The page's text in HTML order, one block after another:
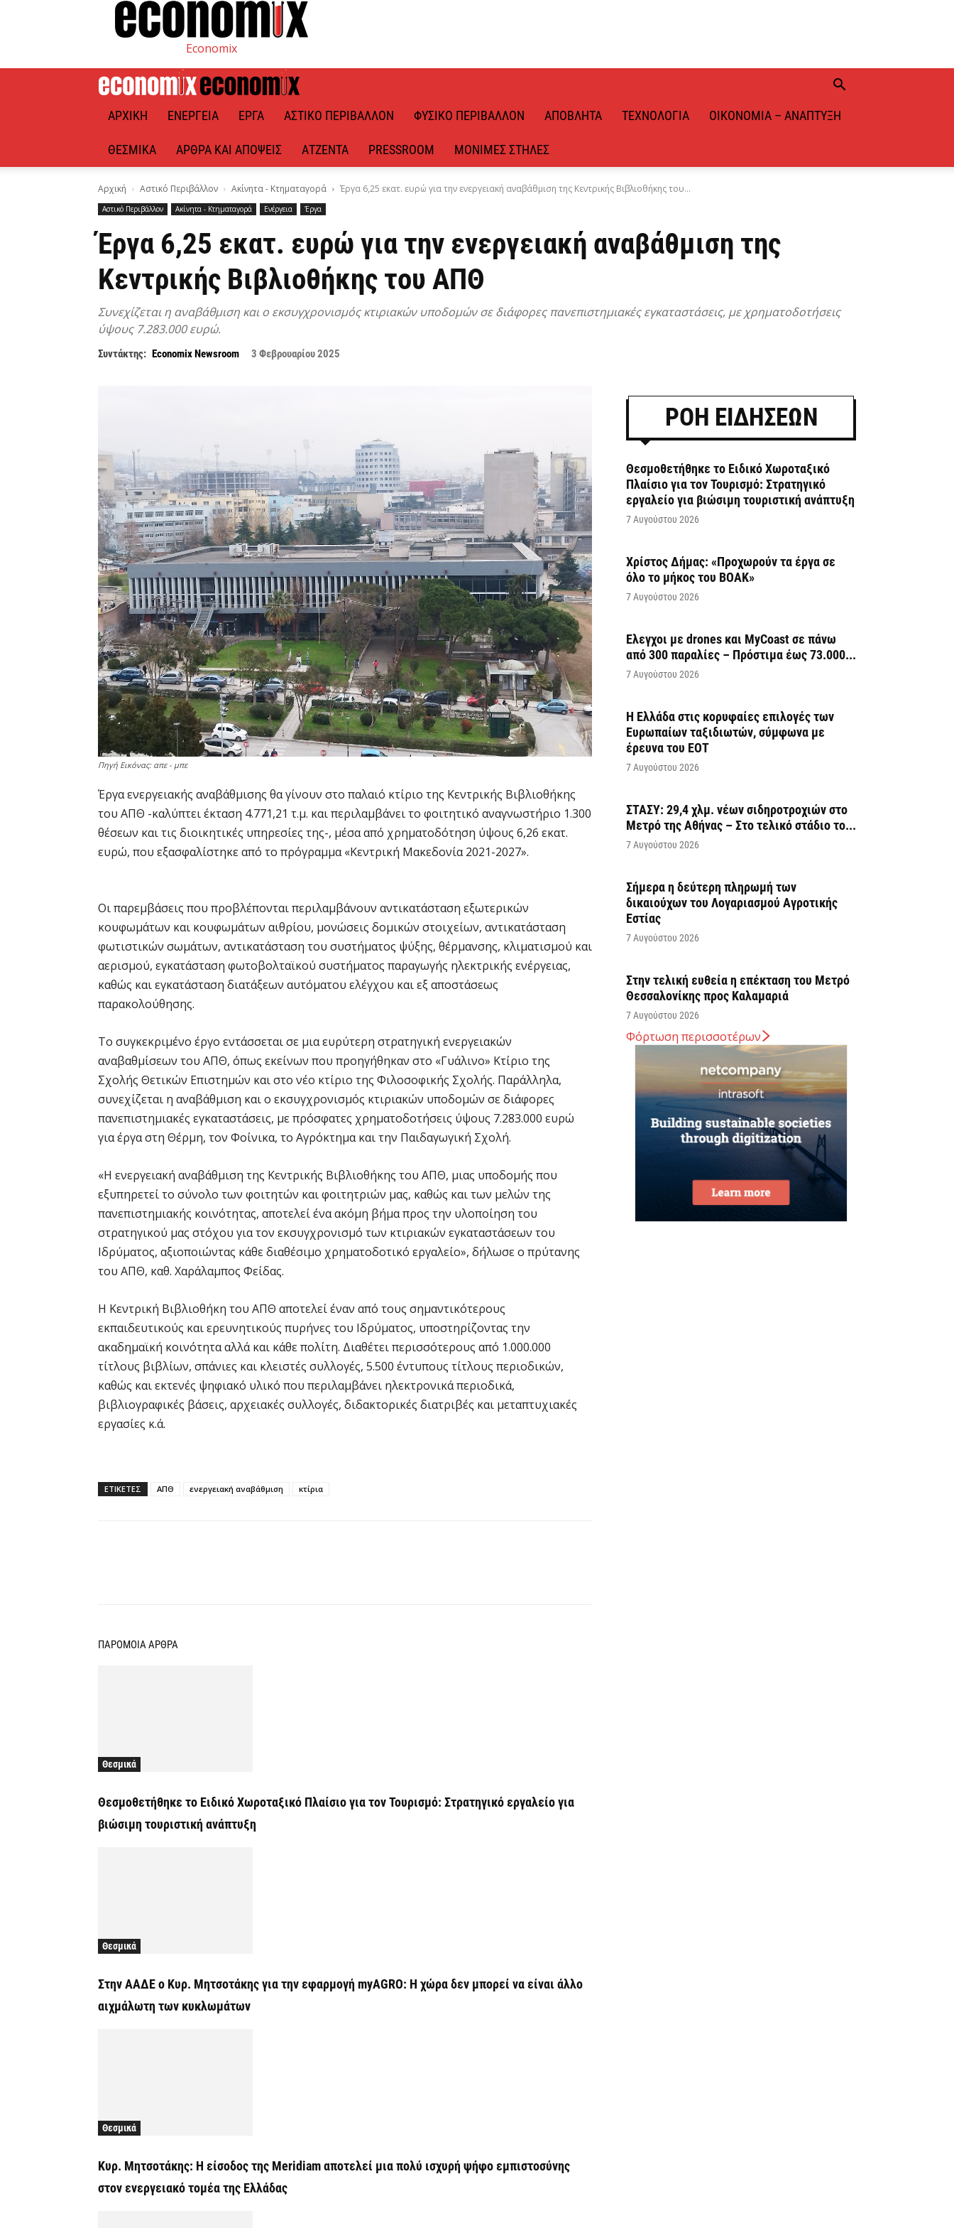
Economix
ΑΡΧΙΚΉ ΕΝΈΡΓΕΙΑ ΈΡΓΑ ΑΣΤΙΚΌ ΠΕΡΙΒΆΛΛΟΝ ΦΥΣΙΚΌ ΠΕΡΙΒΆΛΛΟΝ ΑΠΌΒΛΗΤΑ ΤΕΧΝΟΛΟΓΊΑ ΟΙΚΟΝΟΜΊΑ – ΑΝΆΠΤΥΞΗ
ΘΕΣΜΙΚΆ ΆΡΘΡΑ ΚΑΙ ΑΠΌΨΕΙΣ ΑΤΖΈΝΤΑ PRESSROOM ΜΌΝΙΜΕΣ ΣΤΉΛΕΣ
Αρχική Αστικό Περιβάλλον Ακίνητα - Κτηματαγορά Έργα 6,25 εκατ. ευρώ για την ενεργειακή αναβάθμιση της Κεντρικής Βιβλιοθήκης του...
Αστικό Περιβάλλον Ακίνητα - Κτηματαγορά Ενέργεια Έργα
Έργα 6,25 εκατ. ευρώ για την ενεργειακή αναβάθμιση της
Κεντρικής Βιβλιοθήκης του ΑΠΘ
Συνεχίζεται η αναβάθμιση και ο εκσυγχρονισμός κτιριακών υποδομών σε διάφορες πανεπιστημιακές εγκαταστάσεις, με χρηματοδοτήσεις
ύψους 7.283.000 ευρώ.
Συντάκτης: Economix Newsroom 3 Φεβρουαρίου 2025
Πηγή Εικόνας: απε - μπε
Έργα ενεργειακής αναβάθμισης θα γίνουν στο παλαιό κτίριο της Κεντρικής Βιβλιοθήκης
του ΑΠΘ -καλύπτει έκταση 4.771,21 τ.μ. και περιλαμβάνει το φοιτητικό αναγνωστήριο 1.300
θέσεων και τις διοικητικές υπηρεσίες της-, μέσα από χρηματοδότηση ύψους 6,26 εκατ.
ευρώ, που εξασφαλίστηκε από το πρόγραμμα «Κεντρική Μακεδονία 2021-2027».
Οι παρεμβάσεις που προβλέπονται περιλαμβάνουν αντικατάσταση εξωτερικών
κουφωμάτων και κουφωμάτων αιθρίου, μονώσεις δομικών στοιχείων, αντικατάσταση
φωτιστικών σωμάτων, αντικατάσταση του συστήματος ψύξης, θέρμανσης, κλιματισμού και
αερισμού, εγκατάσταση φωτοβολταϊκού συστήματος παραγωγής ηλεκτρικής ενέργειας,
καθώς και εγκατάσταση διατάξεων αυτόματου ελέγχου και εξ αποστάσεως
παρακολούθησης.
Το συγκεκριμένο έργο εντάσσεται σε μια ευρύτερη στρατηγική ενεργειακών
αναβαθμίσεων του ΑΠΘ, όπως εκείνων που προηγήθηκαν στο «Γυάλινο» Κτίριο της
Σχολής Θετικών Επιστημών και στο νέο κτίριο της Φιλοσοφικής Σχολής. Παράλληλα,
συνεχίζεται η αναβάθμιση και ο εκσυγχρονισμός κτιριακών υποδομών σε διάφορες
πανεπιστημιακές εγκαταστάσεις, με πρόσφατες χρηματοδοτήσεις ύψους 7.283.000 ευρώ
για έργα στη Θέρμη, τον Φοίνικα, το Αγρόκτημα και την Παιδαγωγική Σχολή.
«Η ενεργειακή αναβάθμιση της Κεντρικής Βιβλιοθήκης του ΑΠΘ, μιας υποδομής που
εξυπηρετεί το σύνολο των φοιτητών και φοιτητριών μας, καθώς και των μελών της
πανεπιστημιακής κοινότητας, αποτελεί ένα ακόμη βήμα προς την υλοποίηση του
στρατηγικού μας στόχου για τον εκσυγχρονισμό των κτιριακών εγκαταστάσεων του
Ιδρύματος, αξιοποιώντας κάθε διαθέσιμο χρηματοδοτικό εργαλείο», δήλωσε ο πρύτανης
του ΑΠΘ, καθ. Χαράλαμπος Φείδας.
Η Κεντρική Βιβλιοθήκη του ΑΠΘ αποτελεί έναν από τους σημαντικότερους
εκπαιδευτικούς και ερευνητικούς πυρήνες του Ιδρύματος, υποστηρίζοντας την
ακαδημαϊκή κοινότητα αλλά και κάθε πολίτη. Διαθέτει περισσότερους από 1.000.000
τίτλους βιβλίων, σπάνιες και κλειστές συλλογές, 5.500 έντυπους τίτλους περιοδικών,
καθώς και εκτενές ψηφιακό υλικό που περιλαμβάνει ηλεκτρονικά περιοδικά,
βιβλιογραφικές βάσεις, αρχειακές συλλογές, διδακτορικές διατριβές και μεταπτυχιακές
εργασίες κ.ά.
ΕΤΙΚΕΤΕΣ ΑΠΘ ενεργειακή αναβάθμιση κτίρια
ΠΑΡΟΜΟΙΑ ΑΡΘΡΑ
Θεσμικά
Θεσμοθετήθηκε το Ειδικό Χωροταξικό Πλαίσιο για τον Τουρισμό: Στρατηγικό εργαλείο για
βιώσιμη τουριστική ανάπτυξη
Θεσμικά
Στην ΑΑΔΕ ο Κυρ. Μητσοτάκης για την εφαρμογή myAGRO: Η χώρα δεν μπορεί να είναι άλλο
αιχμάλωτη των κυκλωμάτων
Θεσμικά
Κυρ. Μητσοτάκης: Η είσοδος της Meridiam αποτελεί μια πολύ ισχυρή ψήφο εμπιστοσύνης
στον ενεργειακό τομέα της Ελλάδας
ΡΟΗ ΕΙΔΗΣΕΩΝ
Θεσμοθετήθηκε το Ειδικό Χωροταξικό
Πλαίσιο για τον Τουρισμό: Στρατηγικό
εργαλείο για βιώσιμη τουριστική ανάπτυξη
7 Αυγούστου 2026
Χρίστος Δήμας: «Προχωρούν τα έργα σε
όλο το μήκος του ΒΟΑΚ»
7 Αυγούστου 2026
Έλεγχοι με drones και MyCoast σε πάνω
από 300 παραλίες – Πρόστιμα έως 73.000...
7 Αυγούστου 2026
Η Ελλάδα στις κορυφαίες επιλογές των
Ευρωπαίων ταξιδιωτών, σύμφωνα με
έρευνα του ΕΟΤ
7 Αυγούστου 2026
ΣΤΑΣΥ: 29,4 χλμ. νέων σιδηροτροχιών στο
Μετρό της Αθήνας – Στο τελικό στάδιο το...
7 Αυγούστου 2026
Σήμερα η δεύτερη πληρωμή των
δικαιούχων του Λογαριασμού Αγροτικής
Εστίας
7 Αυγούστου 2026
Στην τελική ευθεία η επέκταση του Μετρό
Θεσσαλονίκης προς Καλαμαριά
7 Αυγούστου 2026
Κ. Χατζηδάκης: Στον κάλαθο των αχρήστων
οι αμφισβητήσεις για το καλώδιο της
ηλεκτρικής διασύνδεσης...
6 Αυγούστου 2026
Κυβερνητική Επιτροπή Βιομηχανίας – Κυρ.
Μητσοτάκης: Η ενίσχυση της παραγωγικής
βάσης αποτελεί στρατηγική προτεραιότητα
6 Αυγούστου 2026
Φόρτωση περισσοτέρων